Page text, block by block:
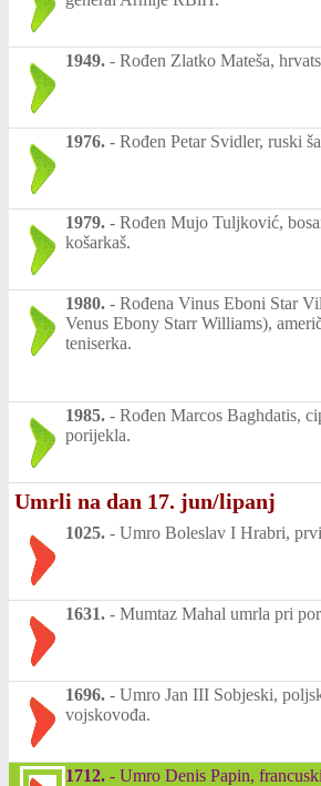
1949. - Rođen Zlatko Mateša,
1976. - Rođen Petar Svidler, ruski
1979. - Rođen Mujo Tuljković,
košarkaš.
1980. - Rođena Vinus Eboni Star
Venus Ebony Starr Williams),
teniserka.
1985. - Rođen Marcos Baghdatis,
porijekla.
Umrli na dan 17. jun/lipanj
1025. - Umro Boleslav I Hrabri,
1631. - Mumtaz Mahal umrla pri
1696. - Umro Jan III Sobjeski,
vojskovođa.
1712. - Umro Denis Papin,